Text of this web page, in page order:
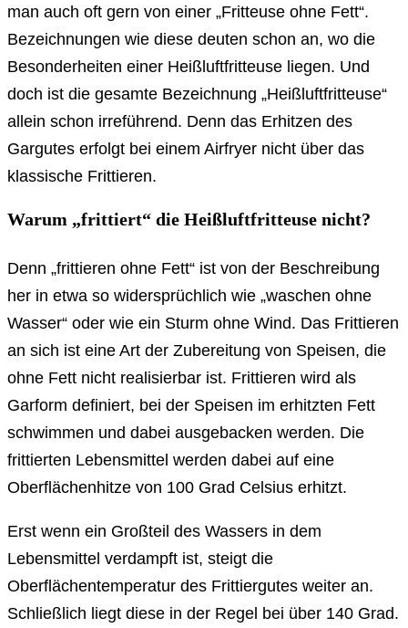
man auch oft gern von einer „Fritteuse ohne Fett“.
Bezeichnungen wie diese deuten schon an, wo die
Besonderheiten einer Heißluftfritteuse liegen. Und
doch ist die gesamte Bezeichnung „Heißluftfritteuse“
allein schon irreführend. Denn das Erhitzen des
Gargutes erfolgt bei einem Airfryer nicht über das
klassische Frittieren.
Warum „frittiert“ die Heißluftfritteuse nicht?
Denn „frittieren ohne Fett“ ist von der Beschreibung
her in etwa so widersprüchlich wie „waschen ohne
Wasser“ oder wie ein Sturm ohne Wind. Das Frittieren
an sich ist eine Art der Zubereitung von Speisen, die
ohne Fett nicht realisierbar ist. Frittieren wird als
Garform definiert, bei der Speisen im erhitzten Fett
schwimmen und dabei ausgebacken werden. Die
frittierten Lebensmittel werden dabei auf eine
Oberflächenhitze von 100 Grad Celsius erhitzt.
Erst wenn ein Großteil des Wassers in dem
Lebensmittel verdampft ist, steigt die
Oberflächentemperatur des Frittiergutes weiter an.
Schließlich liegt diese in der Regel bei über 140 Grad.